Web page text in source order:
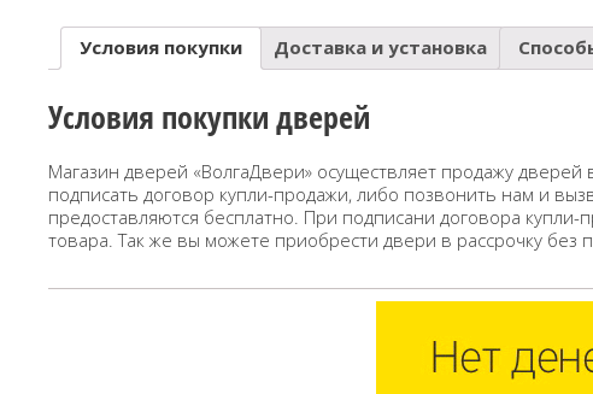
Условия покупки Доставка и установка
Условия покупки дверей
Магазин дверей «ВолгаДвери» осуществляет продажу
подписать договор купли-продажи, либо позвонить нам и
предоставляются бесплатно. При подписани договора
товара. Так же вы можете приобрести двери в рассрочку без